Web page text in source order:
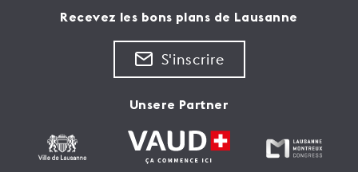
Recevez les bons plans de Lausanne
S'inscrire
Unsere Partner